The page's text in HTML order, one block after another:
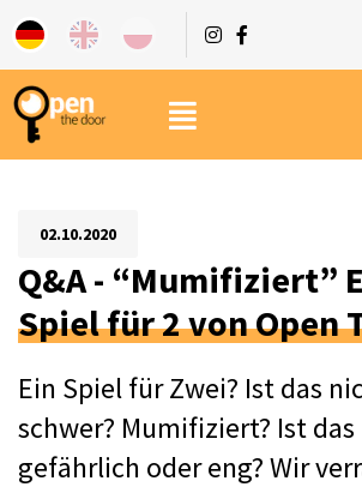
02.10.2020
Q&A - “Mumifiziert”
Spiel für 2 von Open
Ein Spiel für Zwei? Ist das
schwer? Mumifiziert? Ist
gefährlich oder eng? Wir